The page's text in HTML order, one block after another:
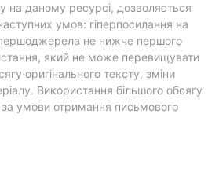
на даному ресурсі, дозволяється
умов: гіперпосилання на
не нижче першого
який не може перевищувати
оригінального тексту, зміни
Використання більшого обсягу
умови отримання письмового